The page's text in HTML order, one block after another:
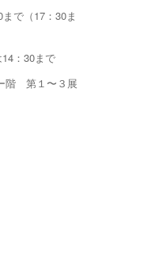
で（17：30ま
：30まで
階 第１〜３展